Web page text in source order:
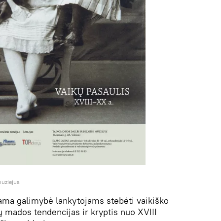
galimybė lankytojams stebėti vaikiško
tendencijas ir kryptis nuo XVIII